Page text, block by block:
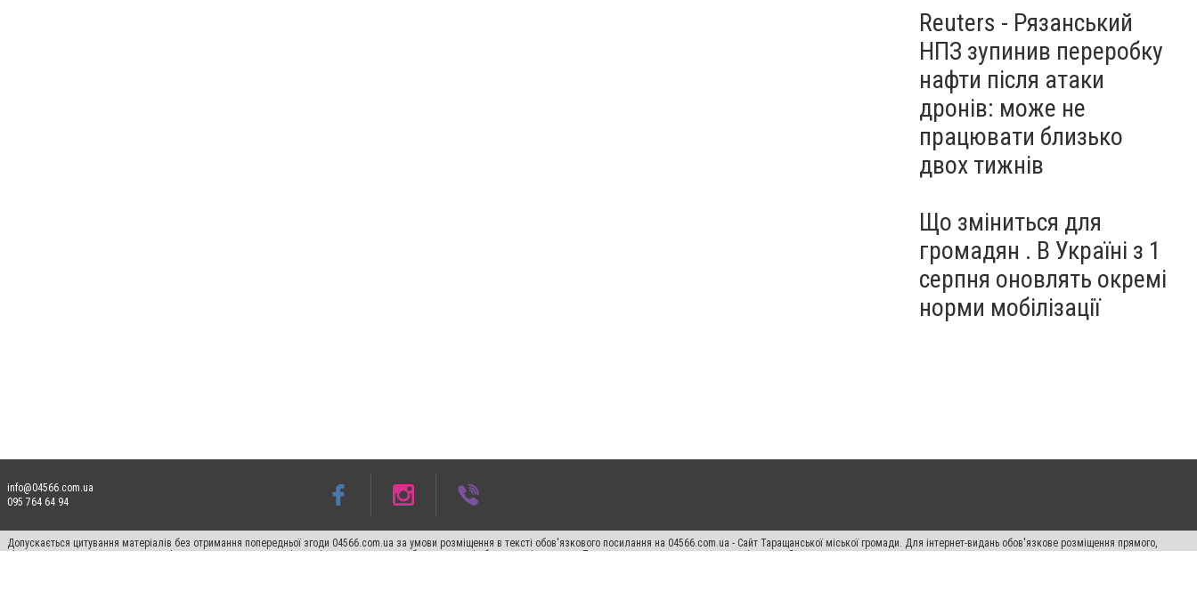
Reuters - Рязанський
НПЗ зупинив переробку
нафти після атаки
дронів: може не
працювати близько
двох тижнів
Що зміниться для
громадян . В Україні з 1
серпня оновлять окремі
норми мобілізації
info@04566.com.ua
095 764 64 94
Допускається цитування матеріалів без отримання попередньої згоди 04566.com.ua за умови розміщення в тексті обов'язкового посилання на 04566.com.ua - Cайт Таращанської міської громади. Для інтернет-видань обов'язкове розміщення прямого,
відкритого для пошукових систем гіперпосилання на цитовані статті не нижче другого абзацу в тексті або в якості джерела. Порушення виняткових прав переслідується Законом.